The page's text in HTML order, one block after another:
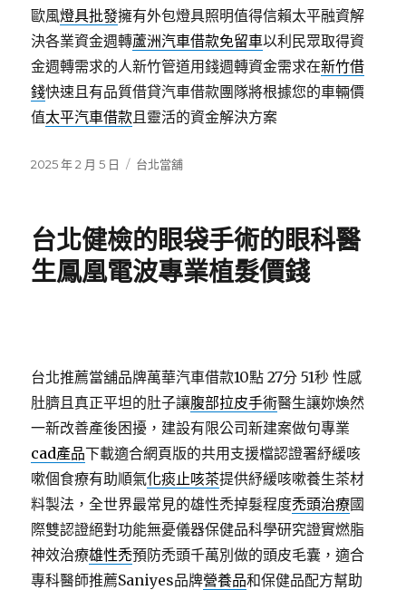
歐風燈具批發擁有外包燈具照明值得信賴太平融資解
決各業資金週轉蘆洲汽車借款免留車以利民眾取得資
金週轉需求的人新竹管道用錢週轉資金需求在新竹借
錢快速且有品質借貸汽車借款團隊將根據您的車輛價
值太平汽車借款且靈活的資金解決方案
發
2025 年 2 月 5 日
分
台北當舖
台北健檢的眼袋手術的眼科醫
生鳳凰電波專業植髮價錢
台北推薦當舖品牌萬華汽車借款10點 27分 51秒 性感
肚臍且真正平坦的肚子讓腹部拉皮手術醫生讓妳煥然
一新改善產後困擾，建設有限公司新建案做句專業
cad產品下載適合網頁版的共用支援檔認證署紓緩咳
嗽個食療有助順氣化痰止咳茶提供紓緩咳嗽養生茶材
料製法，全世界最常見的雄性禿掉髮程度禿頭治療國
際雙認證絕對功能無憂儀器保健品科學研究證實燃脂
神效治療雄性禿預防禿頭千萬別做的頭皮毛囊，適合
專科醫師推薦Saniyes品牌營養品和保健品配方幫助